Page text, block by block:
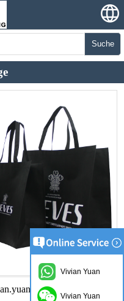
Suche
Vivian Yuan
Vivian Yuan